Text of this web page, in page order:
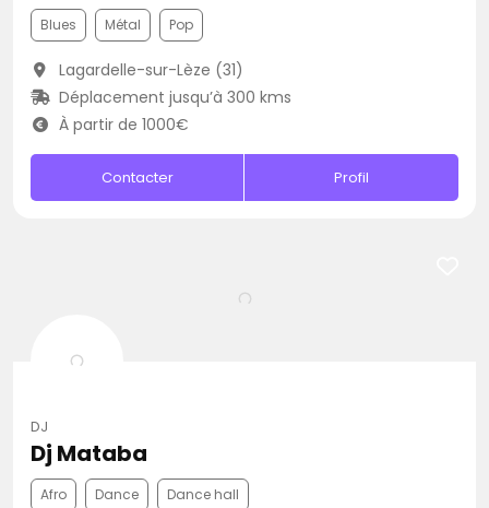
Blues Métal Pop
Lagardelle-sur-Lèze (31)
Déplacement jusqu’à 300 kms
À partir de 1000€
Contacter Profil
DJ
Dj Mataba
Afro Dance Dance hall